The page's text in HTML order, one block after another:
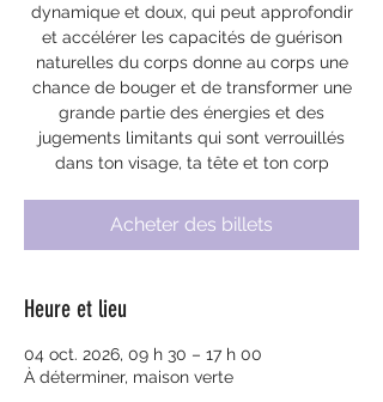
dynamique et doux, qui peut approfondir
et accélérer les capacités de guérison
naturelles du corps donne au corps une
chance de bouger et de transformer une
grande partie des énergies et des
jugements limitants qui sont verrouillés
dans ton visage, ta tête et ton corp
Acheter des billets
Heure et lieu
04 oct. 2026, 09 h 30 – 17 h 00
À déterminer, maison verte